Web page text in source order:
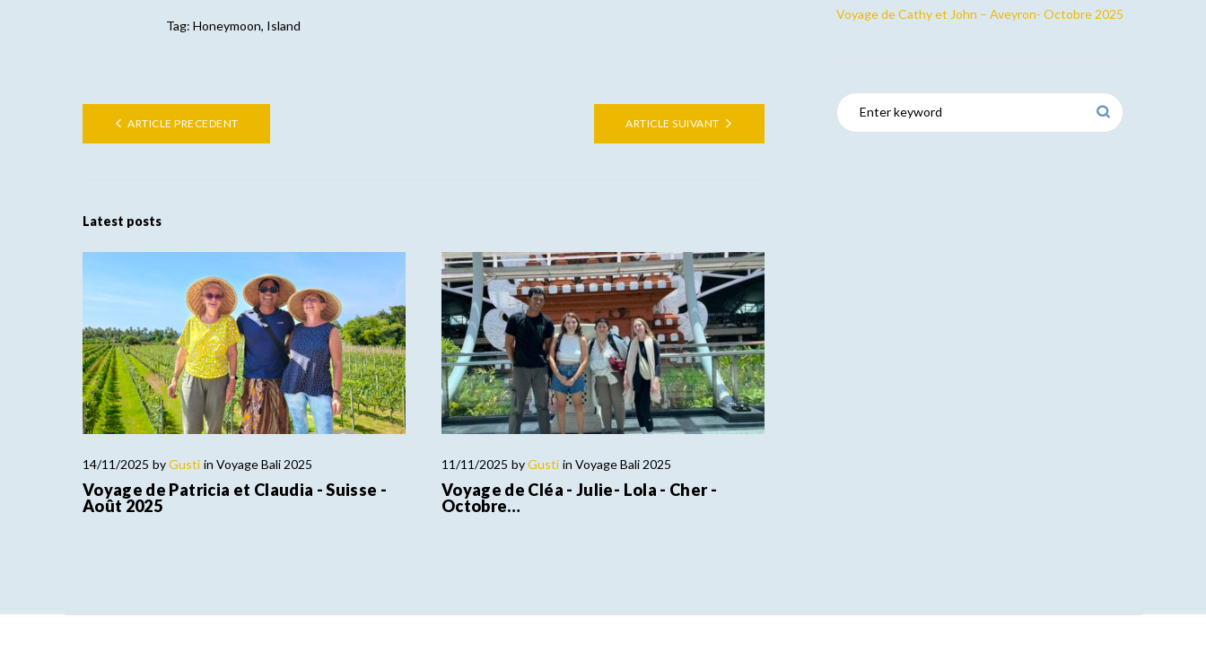
Tag: Honeymoon, Island
ARTICLE PRECEDENT ARTICLE SUIVANT
Latest posts
14/11/2025 byGusti in Voyage Bali 2025
Voyage de Patricia et Claudia - Suisse -
Août 2025
11/11/2025 byGusti in Voyage Bali 2025
Voyage de Cléa - Julie- Lola - Cher -
Octobre…
Voyage de Cathy et John – Aveyron- Octobre 2025